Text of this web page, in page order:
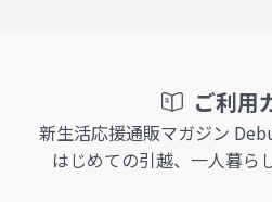
ご利用
新生活応援通販マガジン
はじめての引越、一人暮ら